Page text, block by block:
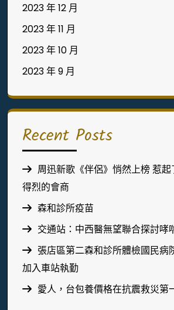
2023 年 12 月
2023 年 11 月
2023 年 10 月
2023 年 9 月
Recent Posts
周迅新歌《伴侶》悄然上榜 惹
得烈的會商
森和診所疫苗
交通站：中西醫無望聯合探討哮
張店區第二森和診所體檢國民病
加入車站執勤
愛人，台包養價格在抗震救災第